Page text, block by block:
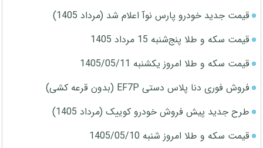
قیمت جدید خودرو پارس نوآ اعلام شد (مرداد 1405)
قیمت سکه و طلا پنج‌شنبه 15 مرداد 1405
قیمت سکه و طلا امروز یکشنبه 1405/05/11
فروش فوری دنا پلاس دستی EF7P (بدون قرعه کشی)
طرح جدید پیش فروش خودرو کوییک (مرداد 1405)
قیمت سکه و طلا امروز شنبه 1405/05/10